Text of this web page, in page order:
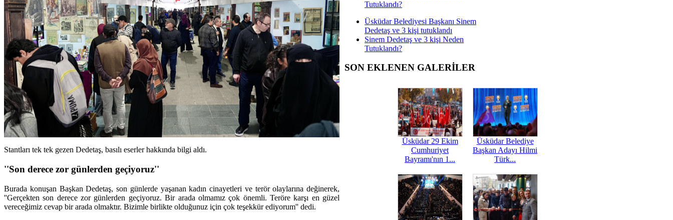
Stantları tek tek gezen Dedetaş, basılı eserler hakkında bilgi aldı.
''Son derece zor günlerden geçiyoruz''
Burada konuşan Başkan Dedetaş, son günlerde yaşanan kadın cinayetleri ve terör olaylarına değinerek,
''Gerçekten son derece zor günlerden geçiyoruz. Bir arada olmamız çok önemli. Teröre karşı en güzel
vereceğimiz cevap bir arada olmaktır. Bizimle birlikte olduğunuz için çok teşekkür ediyorum'' dedi.
Tutuklandı?
Üsküdar Belediyesi Başkanı Sinem
Dedetaş ve 3 kişi tutuklandı
Sinem Dedetaş ve 3 kişi Neden
Tutuklandı?
SON EKLENEN GALERİLER
Üsküdar 29 Ekim
Cumhuriyet
Bayramı'nın 1...
Üsküdar Belediye
Başkan Adayı Hilmi
Türk...